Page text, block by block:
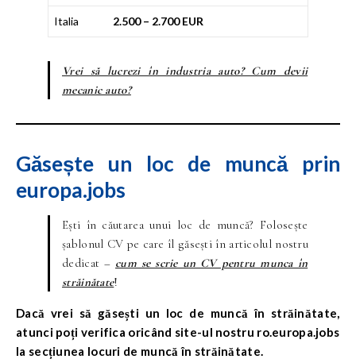
Italia 2.500 – 2.700 EUR
Vrei să lucrezi în industria auto? Cum devii
mecanic auto?
Găsește un loc de muncă prin
europa.jobs
Ești în căutarea unui loc de muncă? Folosește
șablonul CV pe care îl găsești în articolul nostru
dedicat – cum se scrie un CV pentru munca în
străinătate!
Dacă vrei să găsești un loc de muncă în străinătate,
atunci poți verifica oricând site-ul nostru ro.europa.jobs
la secțiunea locuri de muncă în străinătate.